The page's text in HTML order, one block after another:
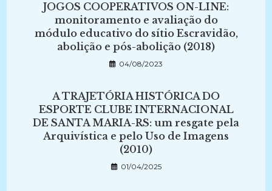
JOGOS COOPERATIVOS ON-LINE:
monitoramento e avaliação do
módulo educativo do sítio Escravidão,
abolição e pós-abolição (2018)
04/08/2023
A TRAJETÓRIA HISTÓRICA DO
ESPORTE CLUBE INTERNACIONAL
DE SANTA MARIA-RS: um resgate pela
Arquivística e pelo Uso de Imagens
(2010)
01/04/2025